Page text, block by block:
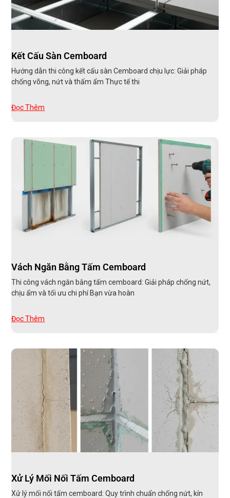
Kết Cấu Sàn Cemboard
Hướng dẫn thi công kết cấu sàn Cemboard chịu lực: Giải pháp
chống võng, nứt và thấm ẩm Thực tế thi
Đọc Thêm
Vách Ngăn Bằng Tấm Cemboard
Thi công vách ngăn bằng tấm cemboard: Giải pháp chống nứt,
chịu ẩm và tối ưu chi phí Bạn vừa hoàn
Đọc Thêm
Xử Lý Mối Nối Tấm Cemboard
Xử lý mối nối tấm cemboard: Quy trình chuẩn chống nứt, kín